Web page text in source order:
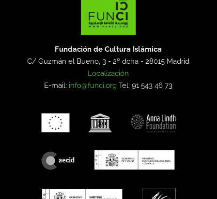
Fundación de Cultura Islámica
C/ Guzmán el Bueno, 3 - 2º dcha -28015 Madrid
Localización
E-mail: info@funci.org Tel: 91 543 46 73